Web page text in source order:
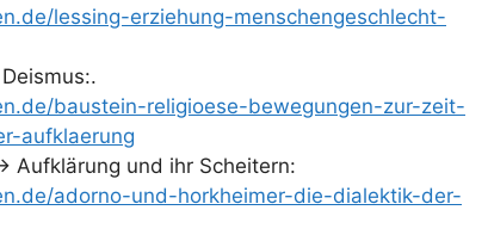
lessing-erziehung-menschengeschlecht-
baustein-religioese-bewegungen-zur-zeit-
aufklaerung
Aufklärung und ihr Scheitern:
adorno-und-horkheimer-die-dialektik-der-